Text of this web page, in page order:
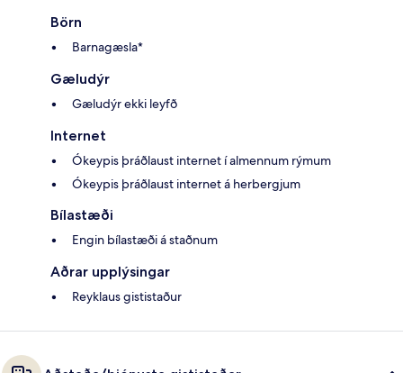
Börn
Barnagæsla*
Gæludýr
Gæludýr ekki leyfð
Internet
Ókeypis þráðlaust internet í almennum rýmum
Ókeypis þráðlaust internet á herbergjum
Bílastæði
Engin bílastæði á staðnum
Aðrar upplýsingar
Reyklaus gististaður